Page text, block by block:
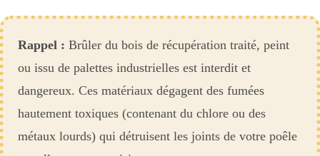
Rappel : Brûler du bois de récupération traité, peint
ou issu de palettes industrielles est interdit et
dangereux. Ces matériaux dégagent des fumées
hautement toxiques (contenant du chlore ou des
métaux lourds) qui détruisent les joints de votre poêle